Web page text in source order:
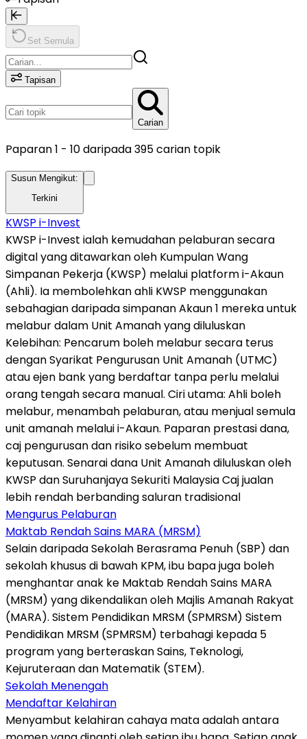
Set Semula
Tapisan
Carian
Paparan1 - 10daripada395carian topik
Susun Mengikut:
Terkini
KWSP i-Invest
KWSP i-Invest ialah kemudahan pelaburan secara
digital yang ditawarkan oleh Kumpulan Wang
Simpanan Pekerja (KWSP) melalui platform i-Akaun
(Ahli). Ia membolehkan ahli KWSP menggunakan
sebahagian daripada simpanan Akaun 1 mereka untuk
melabur dalam Unit Amanah yang diluluskan
Kelebihan: Pencarum boleh melabur secara terus
dengan Syarikat Pengurusan Unit Amanah (UTMC)
atau ejen bank yang berdaftar tanpa perlu melalui
orang tengah secara manual. Ciri utama: Ahli boleh
melabur, menambah pelaburan, atau menjual semula
unit amanah melalui i-Akaun. Paparan prestasi dana,
caj pengurusan dan risiko sebelum membuat
keputusan. Senarai dana Unit Amanah diluluskan oleh
KWSP dan Suruhanjaya Sekuriti Malaysia Caj jualan
lebih rendah berbanding saluran tradisional
Mengurus Pelaburan
Maktab Rendah Sains MARA (MRSM)
Selain daripada Sekolah Berasrama Penuh (SBP) dan
sekolah khusus di bawah KPM, ibu bapa juga boleh
menghantar anak ke Maktab Rendah Sains MARA
(MRSM) yang dikendalikan oleh Majlis Amanah Rakyat
(MARA). Sistem Pendidikan MRSM (SPMRSM) Sistem
Pendidikan MRSM (SPMRSM) terbahagi kepada 5
program yang berteraskan Sains, Teknologi,
Kejuruteraan dan Matematik (STEM).
Sekolah Menengah
Mendaftar Kelahiran
Menyambut kelahiran cahaya mata adalah antara